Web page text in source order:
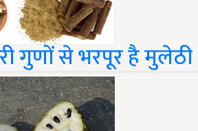
गुणों से भरपूर है मुलेठी